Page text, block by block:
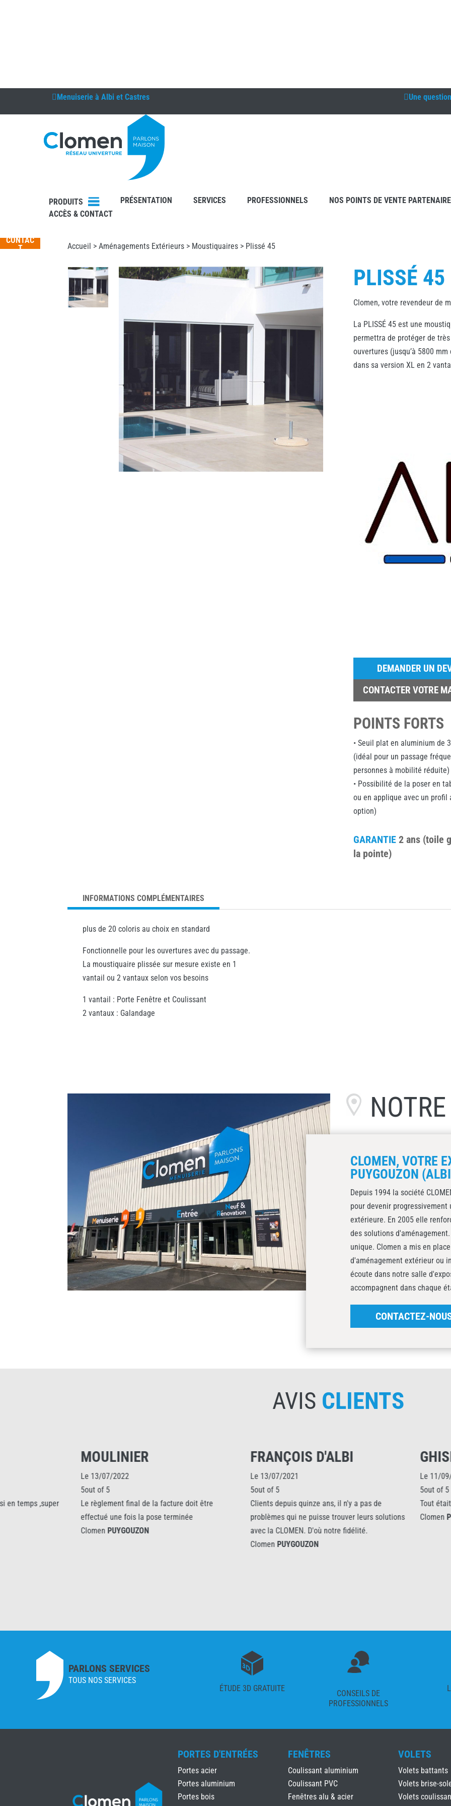
Menuiserie à Albi et Castres Une
PRODUITS PRÉSENTATION SERVICES PROFESSIONNELS
NOS POINTS DE VENTE
ACCÈS & CONTACT
Accueil >Aménagements Extérieurs > Moustiquaires > Plissé 45
PLISSÉ 45
Clomen, votre revendeur de
La PLISSÉ 45 est une
permettra de protéger de
ouvertures (jusqu’à 5800 mm
dans sa version XL en 2
DEMANDER UN
CONTACTER VOTRE
POINTS FORTS
• Seuil plat en aluminium de
(idéal pour un passage
personnes à mobilité réduite)
• Possibilité de la poser en
ou en applique avec un profil
option)
GARANTIE 2 ans (toile
la pointe)
INFORMATIONS COMPLÉMENTAIRES
plus de 20 coloris au choix en standard
Fonctionnelle pour les ouvertures avec du passage.
La moustiquaire plissée sur mesure existe en 1
vantail ou 2 vantaux selon vos besoins
1 vantail : Porte Fenêtre et Coulissant
2 vantaux : Galandage
CLOMEN, VOTRE
PUYGOUZON
Depuis 1994 la société
pour devenir
extérieure. En 2005 elle
des solutions
unique. Clomen a mis en
d'aménagement extérieur ou
écoute dans notre salle
accompagnent dans chaque
CONTACTEZ-
AVIS CLIENTS
Le règlement final de la facture doit être
effectué une fois la pose terminée
FRANÇOIS D'ALBI
Clients depuis quinze ans, il n'y a pas de
problèmes qui ne puisse trouver leurs solutions
avec la CLOMEN. D'où notre fidélité.
GHISLAINE
Tout était parfait accueil
ClomenPUYGOUZON
PARLONS SERVICES
TOUS NOS SERVICES
ÉTUDE 3D GRATUITE
CONSEILS DE
PROFESSIONNELS
PORTES D'ENTRÉES
Portes acier
Portes aluminium
Portes bois
FENÊTRES
Coulissant aluminium
Coulissant PVC
Fenêtres alu & acier
VOLETS
Volets battants
Volets brise-
Volets
CONTAC
T